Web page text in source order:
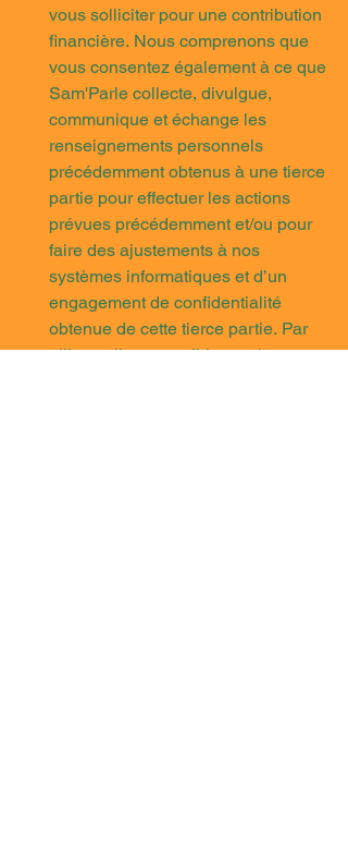
vous solliciter pour une contribution
financière. Nous comprenons que
vous consentez également à ce que
Sam'Parle collecte, divulgue,
communique et échange les
renseignements personnels
précédemment obtenus à une tierce
partie pour effectuer les actions
prévues précédemment et/ou pour
faire des ajustements à nos
systèmes informatiques et d’un
engagement de confidentialité
obtenue de cette tierce partie. Par
ailleurs, il est possible que les